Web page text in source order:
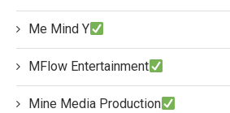
Me Mind Y
MFlow Entertainment
Mine Media Production